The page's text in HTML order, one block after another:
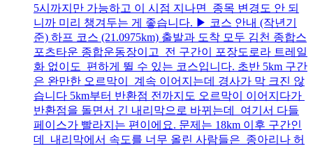
5시까지만 가능하고 이 시점 지나면 종목 변경도 안 되
니까 미리 챙겨두는 게 좋습니다. ▶ 코스 안내 (작년기
준) 하프 코스 (21.0975km) 출발과 도착 모두 김천 종합스
포츠타운 종합운동장이고 전 구간이 포장도로라 트레일
화 없이도 편하게 뛸 수 있는 코스입니다. 초반 5km 구간
은 완만한 오르막이 계속 이어지는데 경사가 막 크진 않
습니다 5km부터 반환점 전까지도 오르막이 이어지다가
반환점을 돌면서 긴 내리막으로 바뀌는데 여기서 다들
페이스가 빨라지는 편이에요. 문제는 18km 이후 구간인
데 내리막에서 속도를 너무 올린 사람들은 종아리나 허